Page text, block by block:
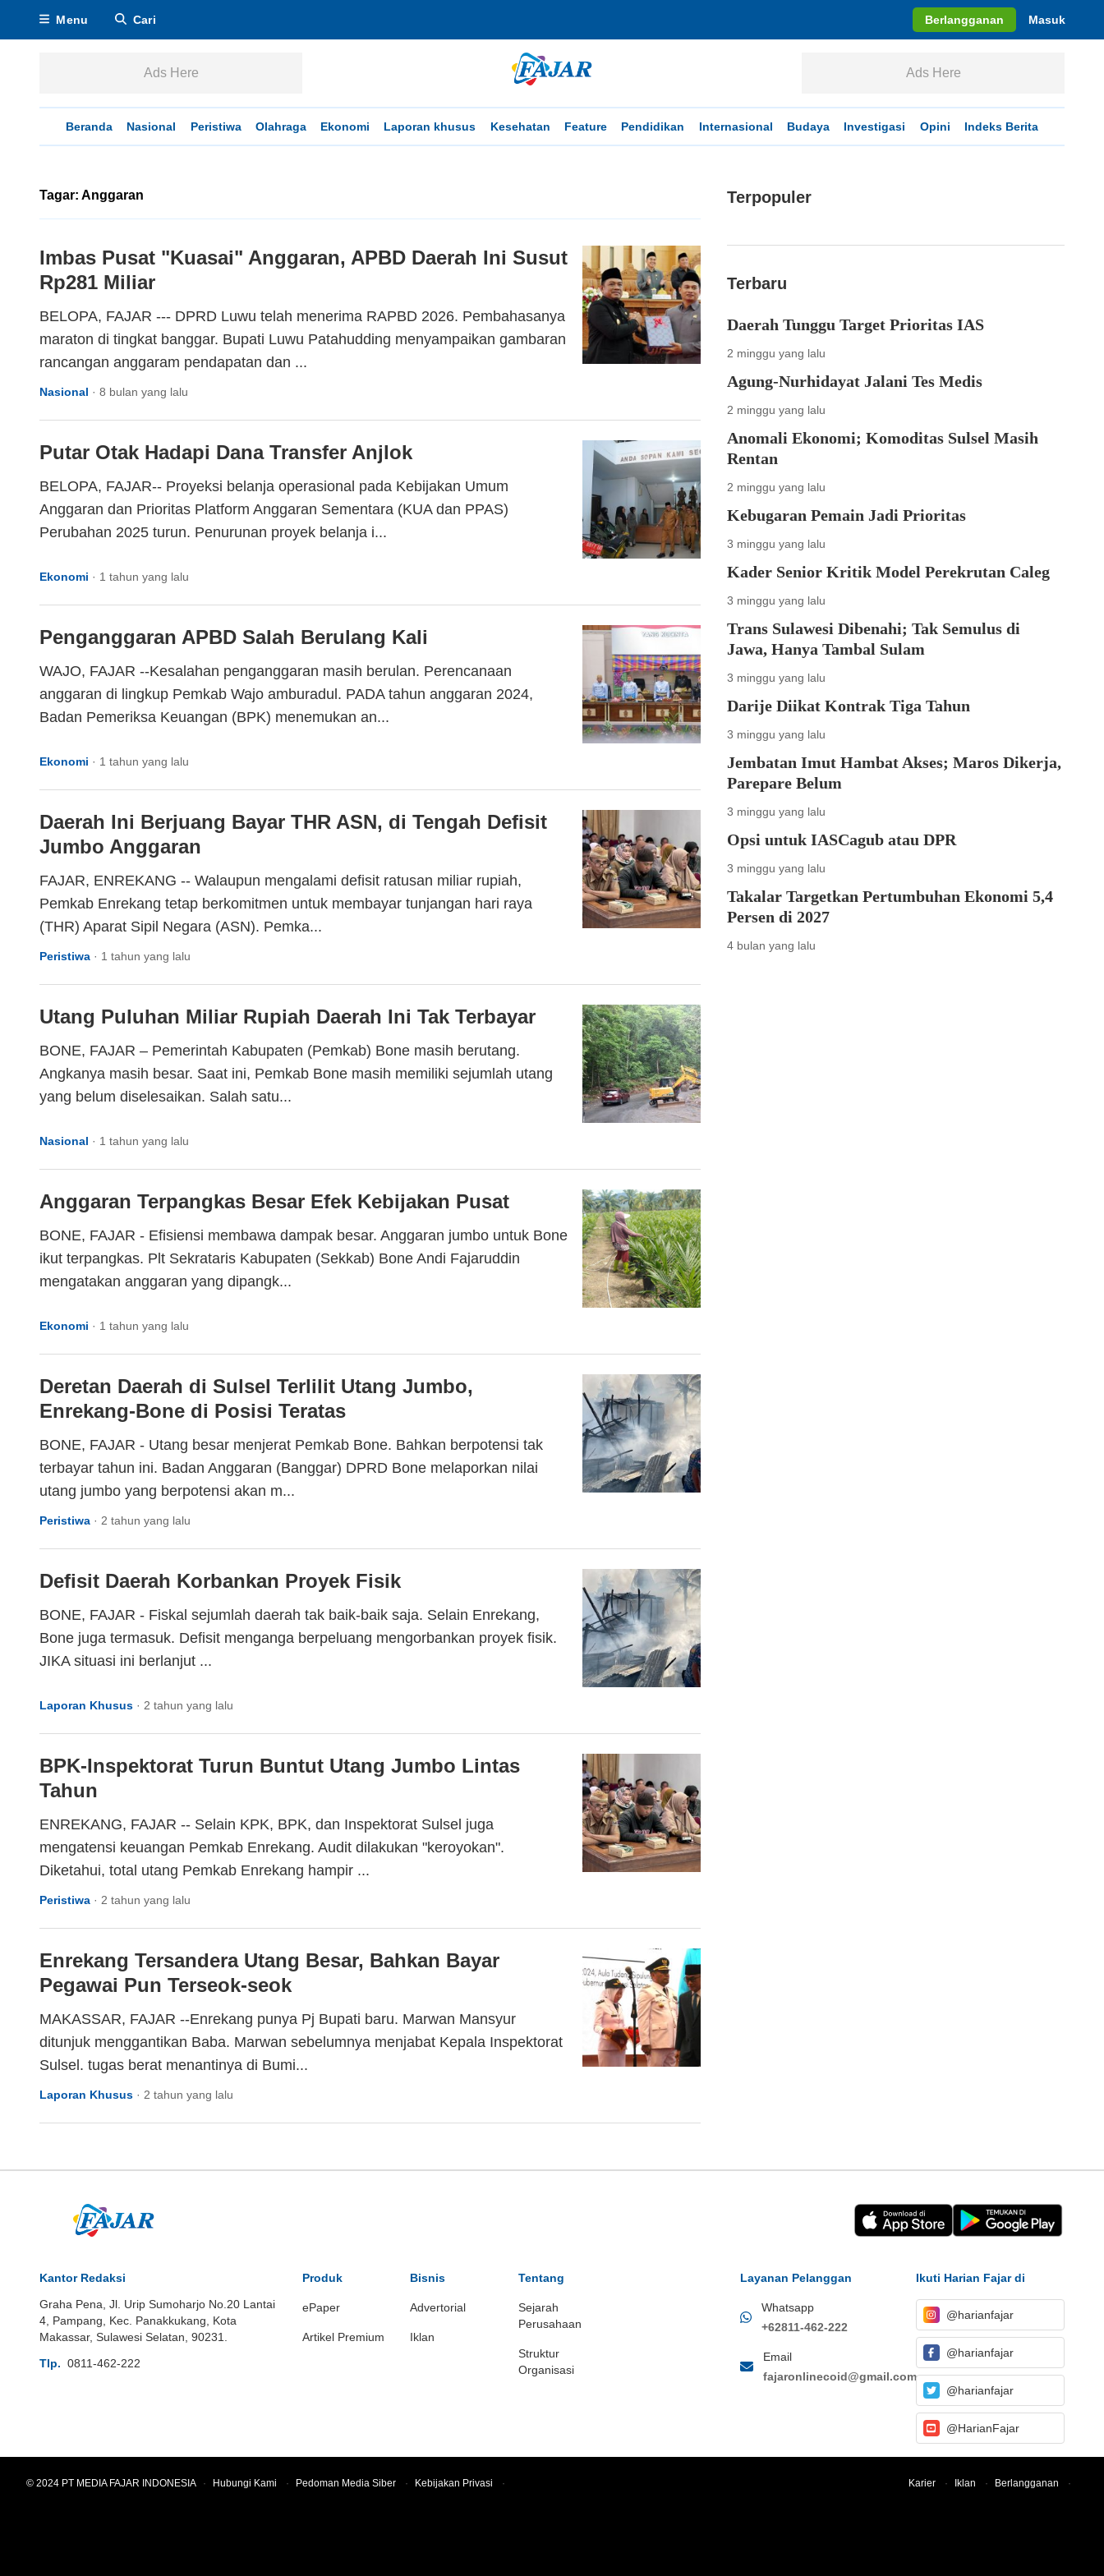
Menu Cari Berlangganan Masuk
Ads Here Ads Here
Beranda Nasional Peristiwa Olahraga Ekonomi Laporan khusus Kesehatan Feature Pendidikan Internasional Budaya Investigasi Opini Indeks Berita
Tagar: Anggaran
Imbas Pusat "Kuasai" Anggaran, APBD Daerah Ini Susut
Rp281 Miliar
BELOPA, FAJAR --- DPRD Luwu telah menerima RAPBD 2026. Pembahasanya
maraton di tingkat banggar. Bupati Luwu Patahudding menyampaikan gambaran
rancangan anggaram pendapatan dan ...
Nasional · 8 bulan yang lalu
Putar Otak Hadapi Dana Transfer Anjlok
BELOPA, FAJAR-- Proyeksi belanja operasional pada Kebijakan Umum
Anggaran dan Prioritas Platform Anggaran Sementara (KUA dan PPAS)
Perubahan 2025 turun. Penurunan proyek belanja i...
Ekonomi · 1 tahun yang lalu
Penganggaran APBD Salah Berulang Kali
WAJO, FAJAR --Kesalahan penganggaran masih berulan. Perencanaan
anggaran di lingkup Pemkab Wajo amburadul. PADA tahun anggaran 2024,
Badan Pemeriksa Keuangan (BPK) menemukan an...
Ekonomi · 1 tahun yang lalu
Daerah Ini Berjuang Bayar THR ASN, di Tengah Defisit
Jumbo Anggaran
FAJAR, ENREKANG -- Walaupun mengalami defisit ratusan miliar rupiah,
Pemkab Enrekang tetap berkomitmen untuk membayar tunjangan hari raya
(THR) Aparat Sipil Negara (ASN). Pemka...
Peristiwa · 1 tahun yang lalu
Utang Puluhan Miliar Rupiah Daerah Ini Tak Terbayar
BONE, FAJAR – Pemerintah Kabupaten (Pemkab) Bone masih berutang.
Angkanya masih besar. Saat ini, Pemkab Bone masih memiliki sejumlah utang
yang belum diselesaikan. Salah satu...
Nasional · 1 tahun yang lalu
Anggaran Terpangkas Besar Efek Kebijakan Pusat
BONE, FAJAR - Efisiensi membawa dampak besar. Anggaran jumbo untuk Bone
ikut terpangkas. Plt Sekrataris Kabupaten (Sekkab) Bone Andi Fajaruddin
mengatakan anggaran yang dipangk...
Ekonomi · 1 tahun yang lalu
Deretan Daerah di Sulsel Terlilit Utang Jumbo,
Enrekang-Bone di Posisi Teratas
BONE, FAJAR - Utang besar menjerat Pemkab Bone. Bahkan berpotensi tak
terbayar tahun ini. Badan Anggaran (Banggar) DPRD Bone melaporkan nilai
utang jumbo yang berpotensi akan m...
Peristiwa · 2 tahun yang lalu
Defisit Daerah Korbankan Proyek Fisik
BONE, FAJAR - Fiskal sejumlah daerah tak baik-baik saja. Selain Enrekang,
Bone juga termasuk. Defisit menganga berpeluang mengorbankan proyek fisik.
JIKA situasi ini berlanjut ...
Laporan Khusus · 2 tahun yang lalu
BPK-Inspektorat Turun Buntut Utang Jumbo Lintas
Tahun
ENREKANG, FAJAR -- Selain KPK, BPK, dan Inspektorat Sulsel juga
mengatensi keuangan Pemkab Enrekang. Audit dilakukan "keroyokan".
Diketahui, total utang Pemkab Enrekang hampir ...
Peristiwa · 2 tahun yang lalu
Enrekang Tersandera Utang Besar, Bahkan Bayar
Pegawai Pun Terseok-seok
MAKASSAR, FAJAR --Enrekang punya Pj Bupati baru. Marwan Mansyur
ditunjuk menggantikan Baba. Marwan sebelumnya menjabat Kepala Inspektorat
Sulsel. tugas berat menantinya di Bumi...
Laporan Khusus · 2 tahun yang lalu
Terpopuler
Terbaru
Daerah Tunggu Target Prioritas IAS
2 minggu yang lalu
Agung-Nurhidayat Jalani Tes Medis
2 minggu yang lalu
Anomali Ekonomi; Komoditas Sulsel Masih
Rentan
2 minggu yang lalu
Kebugaran Pemain Jadi Prioritas
3 minggu yang lalu
Kader Senior Kritik Model Perekrutan Caleg
3 minggu yang lalu
Trans Sulawesi Dibenahi; Tak Semulus di
Jawa, Hanya Tambal Sulam
3 minggu yang lalu
Darije Diikat Kontrak Tiga Tahun
3 minggu yang lalu
Jembatan Imut Hambat Akses; Maros Dikerja,
Parepare Belum
3 minggu yang lalu
Opsi untuk IASCagub atau DPR
3 minggu yang lalu
Takalar Targetkan Pertumbuhan Ekonomi 5,4
Persen di 2027
4 bulan yang lalu
Kantor Redaksi
Graha Pena, Jl. Urip Sumoharjo No.20 Lantai
4, Pampang, Kec. Panakkukang, Kota
Makassar, Sulawesi Selatan, 90231.
Tlp. 0811-462-222
Produk
ePaper
Artikel Premium
Bisnis
Advertorial
Iklan
Tentang
Sejarah
Perusahaan
Struktur
Organisasi
Layanan Pelanggan
Whatsapp
+62811-462-222
Email
fajaronlinecoid@gmail.com
Ikuti Harian Fajar di
@harianfajar
@harianfajar
@harianfajar
@HarianFajar
© 2024 PT MEDIA FAJAR INDONESIA · Hubungi Kami · Pedoman Media Siber · Kebijakan Privasi · Karier · Iklan · Berlangganan ·